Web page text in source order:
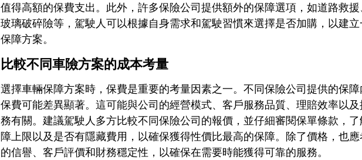
值得高額的保費支出。此外，許多保險公司提供額外的保障選項，如道路救援
玻璃破碎險等，駕駛人可以根據自身需求和駕駛習慣來選擇是否加購，以建
保障方案。
比較不同車險方案的成本考量
選擇車輛保障方案時，保費是重要的考量因素之一。不同保險公司提供的保
保費可能差異顯著。這可能與公司的經營模式、客戶服務品質、理賠效率以
務有關。建議駕駛人多方比較不同保險公司的報價，並仔細審閱保單條款，
障上限以及是否有隱藏費用，以確保獲得性價比最高的保障。除了價格，也應
的信譽、客戶評價和財務穩定性，以確保在需要時能獲得可靠的服務。